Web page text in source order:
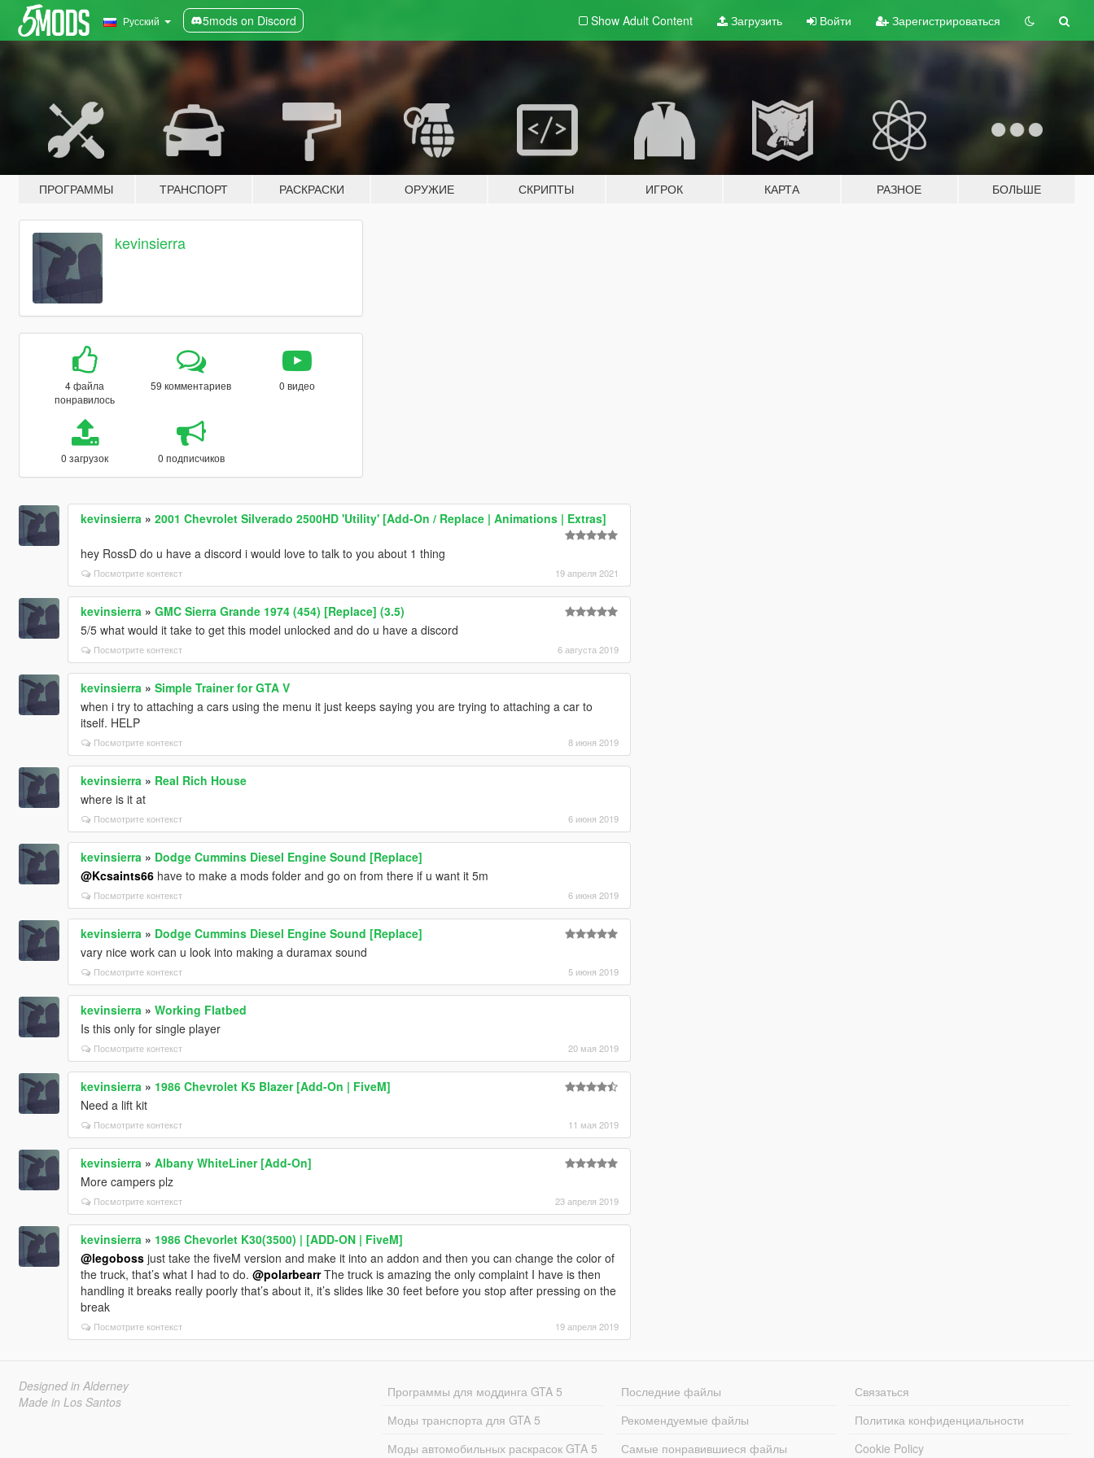
Русский 5mods on Discord Show Adult Content Загрузить Войти Зарегистрироваться
ПРОГРАММЫ ТРАНСПОРТ РАСКРАСКИ ОРУЖИЕ СКРИПТЫ ИГРОК КАРТА РАЗНОЕ БОЛЬШЕ
kevinsierra
4 файла
понравилось
59 комментариев 0 видео
0 загрузок 0 подписчиков
kevinsierra » 2001 Chevrolet Silverado 2500HD 'Utility' [Add-On / Replace | Animations | Extras]
hey RossD do u have a discord i would love to talk to you about 1 thing
Посмотрите контекст 19 апреля 2021
kevinsierra » GMC Sierra Grande 1974 (454) [Replace] (3.5)
5/5 what would it take to get this model unlocked and do u have a discord
Посмотрите контекст 6 августа 2019
kevinsierra » Simple Trainer for GTA V
when i try to attaching a cars using the menu it just keeps saying you are trying to attaching a car to
itself. HELP
Посмотрите контекст 8 июня 2019
kevinsierra » Real Rich House
where is it at
Посмотрите контекст 6 июня 2019
kevinsierra » Dodge Cummins Diesel Engine Sound [Replace]
@Kcsaints66have to make a mods folder and go on from there if u want it 5m
Посмотрите контекст 6 июня 2019
kevinsierra » Dodge Cummins Diesel Engine Sound [Replace]
vary nice work can u look into making a duramax sound
Посмотрите контекст 5 июня 2019
kevinsierra » Working Flatbed
Is this only for single player
Посмотрите контекст 20 мая 2019
kevinsierra » 1986 Chevrolet K5 Blazer [Add-On | FiveM]
Need a lift kit
Посмотрите контекст 11 мая 2019
kevinsierra » Albany WhiteLiner [Add-On]
More campers plz
Посмотрите контекст 23 апреля 2019
kevinsierra » 1986 Chevorlet K30(3500) | [ADD-ON | FiveM]
@legobossjust take the fiveM version and make it into an addon and then you can change the color of
the truck, that’s what I had to do. @polarbearrThe truck is amazing the only complaint I have is then
handling it breaks really poorly that’s about it, it’s slides like 30 feet before you stop after pressing on the
break
Посмотрите контекст 19 апреля 2019
Designed in Alderney
Made in Los Santos
Программы для моддинга GTA 5
Моды транспорта для GTA 5
Моды автомобильных раскрасок GTA 5
Последние файлы
Рекомендуемые файлы
Самые понравившиеся файлы
Связаться
Политика конфиденциальности
Cookie Policy